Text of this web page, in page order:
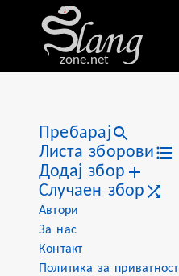
zone.net
Пребарај
Листа зборови
Додај збор
Случаен збор
Автори
За нас
Контакт
Политика за приватност